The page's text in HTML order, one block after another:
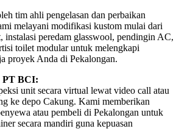
tim ahli pengelasan dan perbaikan
melayani modifikasi kustom mulai dari
instalasi peredam glasswool, pendingin AC,
toilet modular untuk melengkapi
proyek Anda di Pekalongan.
PT BCI:
unit secara virtual lewat video call atau
ke depo Cakung. Kami memberikan
atau pembeli di Pekalongan untuk
secara mandiri guna kepuasan